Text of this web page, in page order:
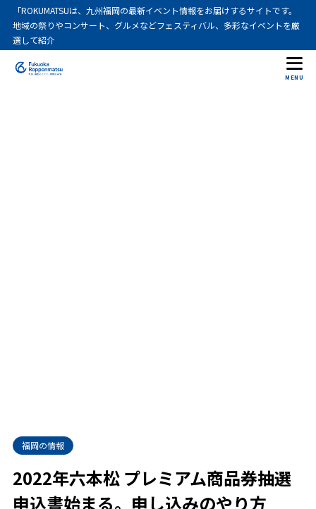
「ROKUMATSUは、九州福岡の最新イベント情報をお届けするサイトです。
地域の祭りやコンサート、グルメなどフェスティバル、多彩なイベントを厳
選して紹介
MENU
福岡の情報
2022年六本松 プレミアム商品券抽選
申込書始まる。申し込みのやり方